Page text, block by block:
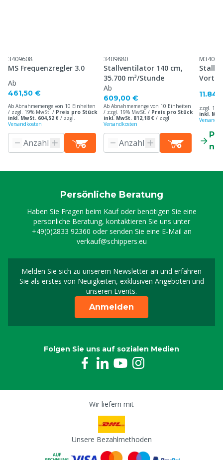
3409608
MS Frequenzregler 3.0
Ab
461,50 €
Ab Abnahmemenge von 10 Einheiten
/ zzgl. 19% MwSt. / Preis pro Stück
inkl. MwSt. 604,52 € / zzgl.
Versandkosten
3409880
Stallventilator 140 cm,
35.700 m³/Stunde
Ab
609,00 €
Ab Abnahmemenge von 10 Einheiten
/ zzgl. 19% MwSt. / Preis pro Stück
inkl. MwSt. 812,18 € / zzgl.
Versandkosten
zzgl.
inkl.
Persönliche Beratung
Haben Sie Fragen beim Kauf oder benötigen Sie eine
persönliche Beratung, kontaktieren Sie uns unter
+49(0)2833 92360 oder senden Sie eine E-Mail an
verkauf@schippers.eu
Melden Sie sich zu unserem Newsletter an und erfahren
Sie als erstes von Neuigkeiten, exklusiven Angeboten und
unseren Events.
Melden Sie sich für
Anmelden
Folgen Sie uns auf sozialen Medien
Wir liefern mit
Unsere Bezahlmethoden